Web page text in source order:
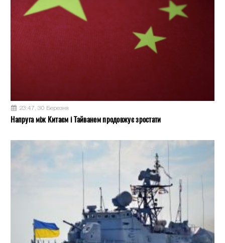
23:47, 30 Березня
Напруга між Китаєм і Тайванем продовжує зростати